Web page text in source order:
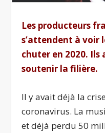
Les producteurs
s’attendent à voir
chuter en 2020. Ils
soutenir la filière.
Il y avait déjà la
coronavirus. La
et déjà perdu 50